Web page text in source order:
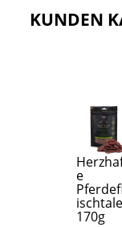
KUNDEN
e
170g